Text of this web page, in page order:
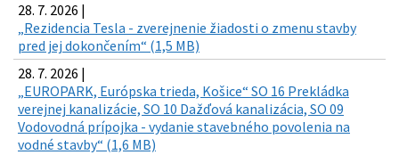
28. 7. 2026 |
„Rezidencia Tesla - zverejnenie žiadosti o zmenu stavby
pred jej dokončením“ (1,5 MB)
28. 7. 2026 |
„EUROPARK, Európska trieda, Košice“ SO 16 Prekládka
verejnej kanalizácie, SO 10 Dažďová kanalizácia, SO 09
Vodovodná prípojka - vydanie stavebného povolenia na
vodné stavby“ (1,6 MB)